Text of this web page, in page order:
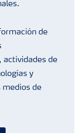
de
actividades de
y
medios de